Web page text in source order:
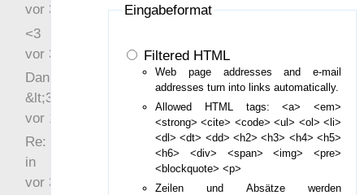
Eingabeformat
Filtered HTML
Web page addresses and e-mail
addresses turn into links automatically.
Allowed HTML tags: <a> <em>
<strong> <cite> <code> <ul> <ol> <li>
<dl> <dt> <dd> <h2> <h3> <h4> <h5>
<h6> <div> <span> <img> <pre>
<blockquote> <p>
Zeilen und Absätze werden
vor 31 Wochen 4 Tage
<3
vor 34 Wochen 5 Tage
Danke für das Statement
&lt;3
vor 1 Jahr 48 Wochen
Re: Hi Ich bin völlig neu
in
vor 3 Jahre 33 Wochen